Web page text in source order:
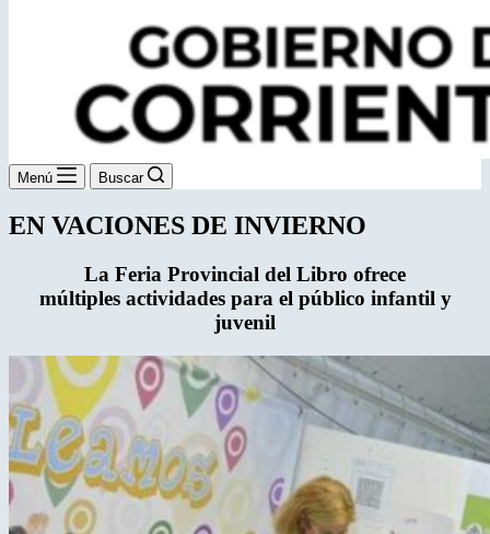
Menú Buscar
EN VACIONES DE INVIERNO
La Feria Provincial del Libro ofrece
múltiples actividades para el público infantil y
juvenil